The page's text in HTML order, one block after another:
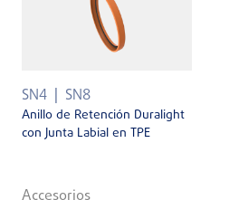
SN4 SN8
Anillo de Retención Duralight
con Junta Labial en TPE